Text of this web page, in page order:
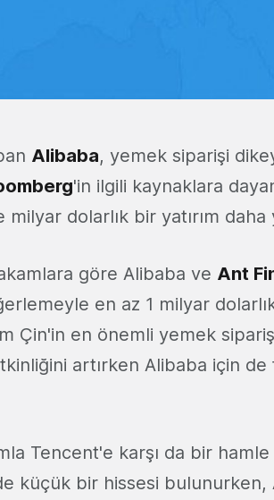
Alibaba, yemek siparişi
'in ilgili kaynaklara
milyar dolarlık bir yatırım daha
göre Alibaba ve Ant
en az 1 milyar dolarlık
Çin'in en önemli yemek
artırken Alibaba için
Tencent'e karşı da bir hamle
küçük bir hissesi bulunurken,